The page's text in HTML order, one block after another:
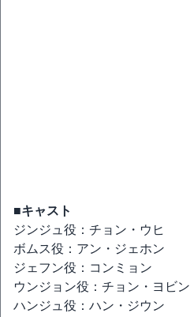
■キャスト
ジンジュ役：チョン・ウヒ
ボムス役：アン・ジェホン
ジェフン役：コンミョン
ウンジョン役：チョン・ヨビン
ハンジュ役：ハン・ジウン